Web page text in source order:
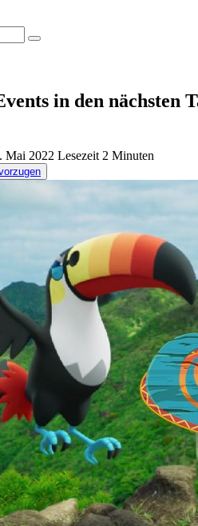
in den nächsten
Mai 2022 Lesezeit 2 Minuten